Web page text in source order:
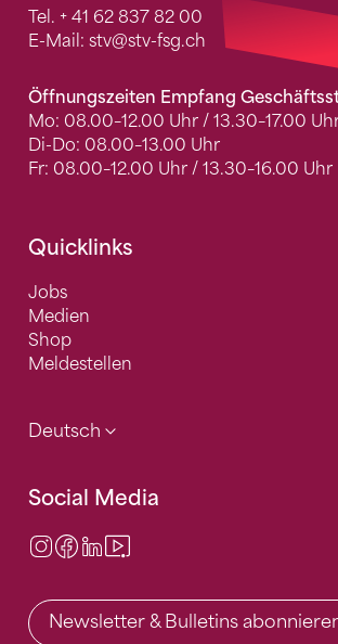
Tel. + 41 62 837 82 00
E-Mail: stv@stv-fsg.ch
Öffnungszeiten Empfang
Mo: 08.00–12.00 Uhr / 13.30–17.00
Di-Do: 08.00–13.00 Uhr
Fr: 08.00–12.00 Uhr / 13.30–16.00 Uhr
Quicklinks
Jobs
Medien
Shop
Meldestellen
Deutsch
Social Media
Instagram
Facebook
LinkedIn
Newsletter & Bulletins